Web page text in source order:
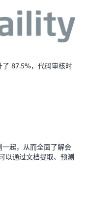
87.5%，代码审核时
起，从而全面了解会
以通过文档提取、预测